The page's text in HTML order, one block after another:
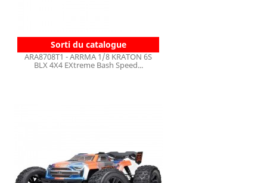
Sorti du catalogue
ARA8708T1 - ARRMA 1/8 KRATON 6S
BLX 4X4 EXtreme Bash Speed...